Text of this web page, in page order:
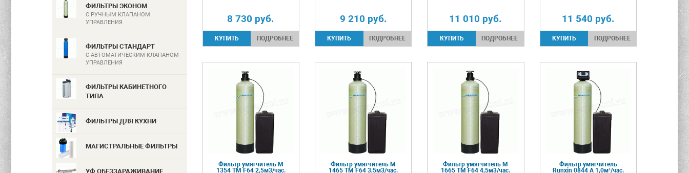
ФИЛЬТРЫ ЭКОНОМ
С РУЧНЫМ КЛАПАНОМ
УПРАВЛЕНИЯ
ФИЛЬТРЫ СТАНДАРТ
С АВТОМАТИЧЕСКИМ КЛАПАНОМ
УПРАВЛЕНИЯ
ФИЛЬТРЫ КАБИНЕТНОГО
ТИПА
ФИЛЬТРЫ ДЛЯ КУХНИ
МАГИСТРАЛЬНЫЕ ФИЛЬТРЫ
УФ ОБЕЗЗАРАЖИВАНИЕ
8 730 руб.
ПОДРОБНЕЕ
9 210 руб.
ПОДРОБНЕЕ
11 010 руб.
ПОДРОБНЕЕ
11 540 руб.
ПОДРОБНЕЕ
Фильтр умягчитель М
1354 TM F64 2,5м3/час.
Фильтр умягчитель М
1465 TM F64 3,5м3/час.
Фильтр умягчитель М
1665 TM F64 4,5м3/час.
Фильтр умягчитель
Runxin 0844 А 1,0м³/час.